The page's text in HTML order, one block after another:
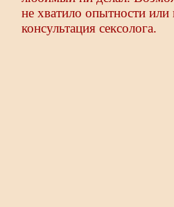
не хватило опытности
консультация сексолога.